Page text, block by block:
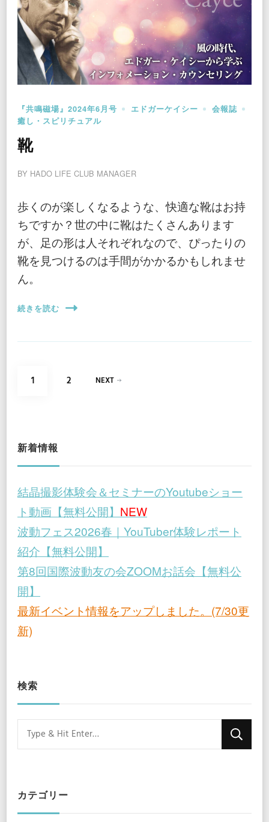
『共鳴磁場』2024年6月号 エドガーケイシー
会報誌
癒し・スピリチュアル
靴
BY HADO LIFE CLUB MANAGER
歩くのが楽しくなるような、快適な靴はお持
ちですか？世の中に靴はたくさんあります
が、足の形は人それぞれなので、ぴったりの
靴を見つけるのは手間がかかるかもしれませ
ん。
続きを読む
投
ペ
ー
ジ
送
り
PAGE
1 PAGE
2 NEXT
新着情報
結晶撮影体験会＆セミナーのYoutubeショー
ト動画【無料公開】 NEW
波動フェス2026春｜YouTuber体験レポート
紹介【無料公開】
第8回国際波動友の会ZOOMお話会【無料公
開】
最新イベント情報をアップしました。(7/30更
新)
検索
Looking
for
カテゴリー